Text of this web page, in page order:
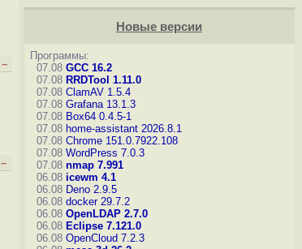
–
–
Новые версии
Программы:
07.08 GCC 16.2
07.08 RRDTool 1.11.0
07.08 ClamAV 1.5.4
07.08 Grafana 13.1.3
07.08 Box64 0.4.5-1
07.08 home-assistant 2026.8.1
07.08 Chrome 151.0.7922.108
07.08 WordPress 7.0.3
07.08 nmap 7.991
06.08 icewm 4.1
06.08 Deno 2.9.5
06.08 docker 29.7.2
06.08 OpenLDAP 2.7.0
06.08 Eclipse 7.121.0
06.08 OpenCloud 7.2.3